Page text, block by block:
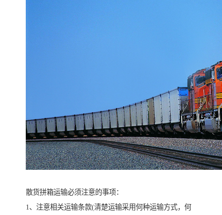
散货拼箱运输必须注意的事项：
1、注意相关运输条款(清楚运输采用何种运输方式，何